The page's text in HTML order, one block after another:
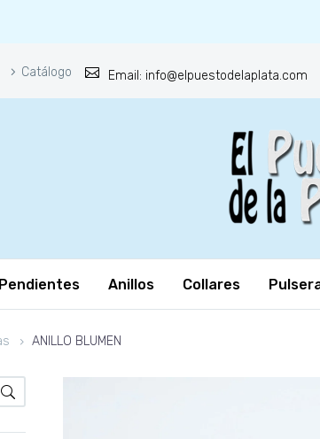
Catálogo Email: info@elpuestodelaplata.com
Pendientes Anillos Collares
ANILLO BLUMEN